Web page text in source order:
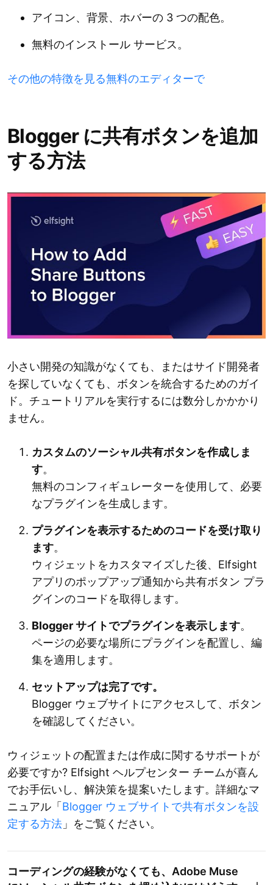
アイコン、背景、ホバーの 3 つの配色。
無料のインストール サービス。
その他の特徴を見る無料のエディターで
Blogger に共有ボタンを追加
する方法
小さい開発の知識がなくても、またはサイド開発者
を探していなくても、ボタンを統合するためのガイ
ド。チュートリアルを実行するには数分しかかかり
ません。
カスタムのソーシャル共有ボタンを作成しま
す。
無料のコンフィギュレーターを使用して、必要
なプラグインを生成します。
プラグインを表示するためのコードを受け取り
ます。
ウィジェットをカスタマイズした後、Elfsight
アプリのポップアップ通知から共有ボタン プラ
グインのコードを取得します。
Blogger サイトでプラグインを表示します。
ページの必要な場所にプラグインを配置し、編
集を適用します。
セットアップは完了です。
Blogger ウェブサイトにアクセスして、ボタン
を確認してください。
ウィジェットの配置または作成に関するサポートが
必要ですか? Elfsight ヘルプセンター チームが喜ん
でお手伝いし、解決策を提案いたします。詳細なマ
ニュアル「Blogger ウェブサイトで共有ボタンを設
定する方法 」をご覧ください。
コーディングの経験がなくても、Adobe Muse